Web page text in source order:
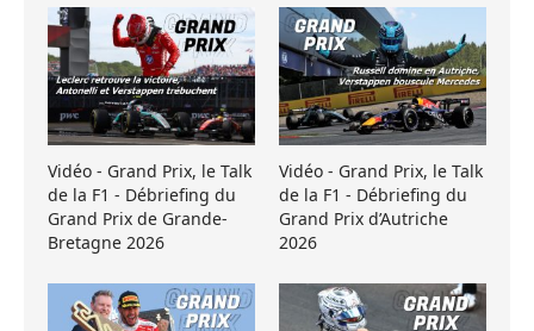
Vidéo - Grand Prix, le Talk
de la F1 - Débriefing du
Grand Prix de Grande-
Bretagne 2026
Vidéo - Grand Prix, le Talk
de la F1 - Débriefing du
Grand Prix d’Autriche
2026